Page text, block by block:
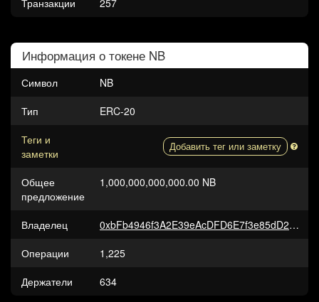
Транзакции 257
Информация о токене NB
Символ
NB
Тип
ERC-20
Теги и
заметки
Добавить тег или заметку
Общее
предложение
1,000,000,000,000.00 NB
Владелец
0xbFb4946f3A2E39eAcDFD6E7f3e85dD2857830e10
Операции
1,225
Держатели
634